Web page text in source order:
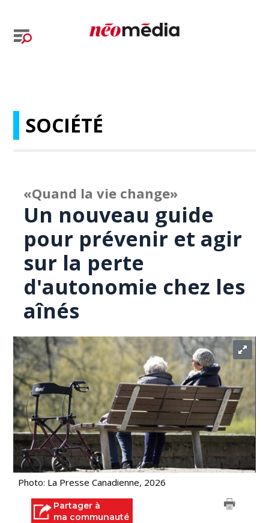
SOCIÉTÉ
«Quand la vie change»
Un nouveau guide
pour prévenir et agir
sur la perte
d'autonomie chez les
aînés
Photo: La Presse Canadienne, 2026
Partager à
ma communauté